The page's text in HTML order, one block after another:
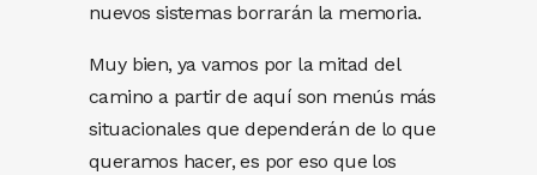
nuevos sistemas borrarán la memoria.
Muy bien, ya vamos por la mitad del
camino a partir de aquí son menús más
situacionales que dependerán de lo que
queramos hacer, es por eso que los